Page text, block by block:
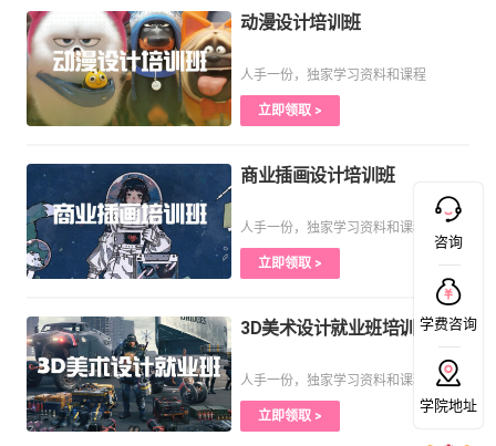
动漫设计培训班
人手一份，独家学习资料和课程
立即领取 >
商业插画设计培训班
人手一份，独家学习资料和课程
立即领取 >
3D美术设计就业班培训课程
人手一份，独家学习资料和课程
立即领取 >
咨询
学费咨询
学院地址